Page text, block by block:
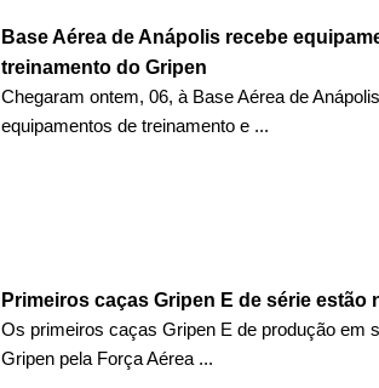
Base Aérea de Anápolis recebe
treinamento do Gripen
Chegaram ontem, 06, à Base Aérea de
equipamentos de treinamento e ...
Primeiros caças Gripen E de série estão
Os primeiros caças Gripen E de produção em
Gripen pela Força Aérea ...